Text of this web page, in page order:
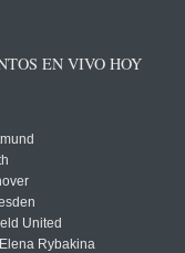
EN VIVO HOY
United
Rybakina